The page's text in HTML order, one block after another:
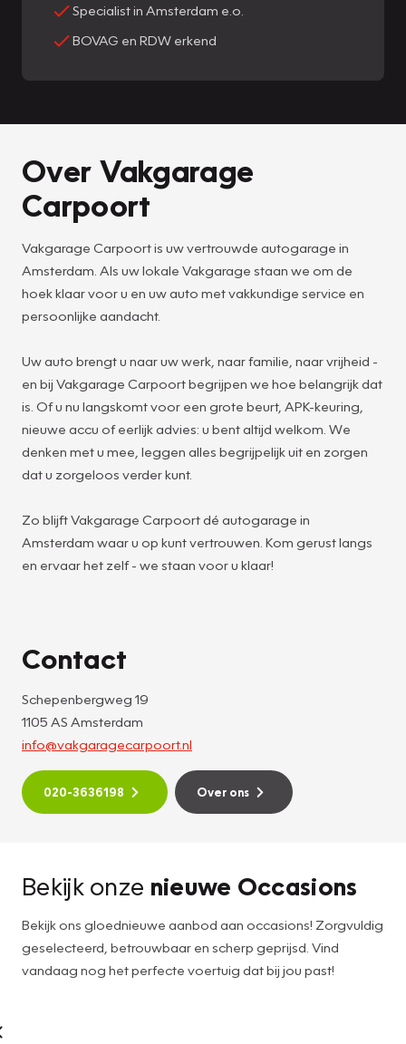
Specialist in Amsterdam e.o.
BOVAG en RDW erkend
Over Vakgarage
Carpoort
Vakgarage Carpoort is uw vertrouwde autogarage in
Amsterdam. Als uw lokale Vakgarage staan we om de
hoek klaar voor u en uw auto met vakkundige service en
persoonlijke aandacht.
Uw auto brengt u naar uw werk, naar familie, naar vrijheid -
en bij Vakgarage Carpoort begrijpen we hoe belangrijk dat
is. Of u nu langskomt voor een grote beurt, APK-keuring,
nieuwe accu of eerlijk advies: u bent altijd welkom. We
denken met u mee, leggen alles begrijpelijk uit en zorgen
dat u zorgeloos verder kunt.
Zo blijft Vakgarage Carpoort dé autogarage in
Amsterdam waar u op kunt vertrouwen. Kom gerust langs
en ervaar het zelf - we staan voor u klaar!
Contact
Schepenbergweg 19
1105 AS Amsterdam
info@vakgaragecarpoort.nl
020-3636198 Over ons
Bekijk onze nieuwe Occasions
Bekijk ons gloednieuwe aanbod aan occasions! Zorgvuldig
geselecteerd, betrouwbaar en scherp geprijsd. Vind
vandaag nog het perfecte voertuig dat bij jou past!